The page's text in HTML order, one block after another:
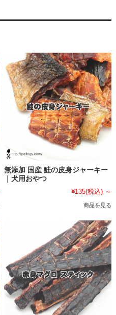
無添加 国産 鮭の皮身ジャーキー
｜犬用おやつ
¥135(税込) ～
商品を見る